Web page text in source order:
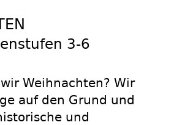
3-6
Weihnachten? Wir
auf den Grund und
und